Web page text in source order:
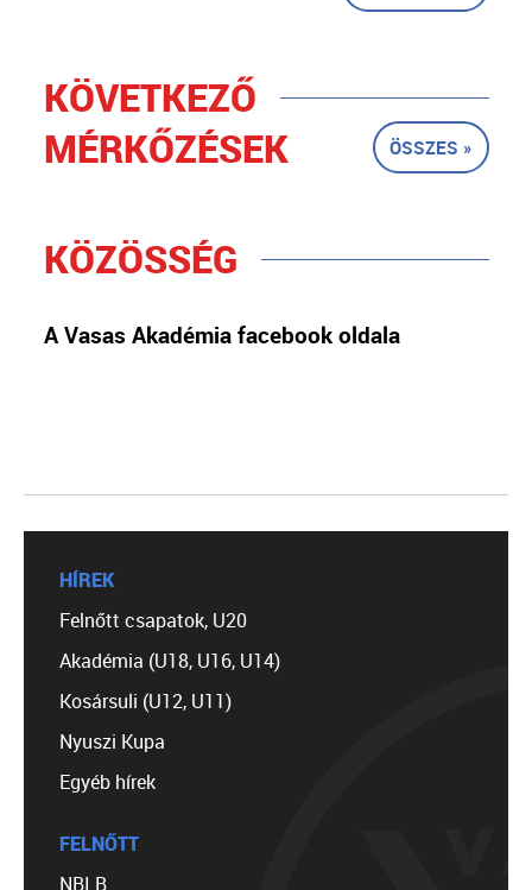
KÖVETKEZŐ
MÉRKŐZÉSEK
ÖSSZES »
KÖZÖSSÉG
A Vasas Akadémia facebook oldala
HÍREK
Felnőtt csapatok, U20
Akadémia (U18, U16, U14)
Kosársuli (U12, U11)
Nyuszi Kupa
Egyéb hírek
FELNŐTT
NBI B